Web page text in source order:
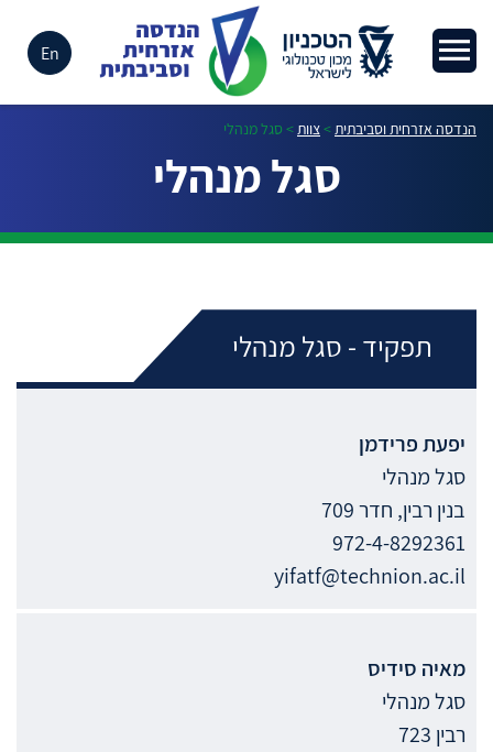
En
הנדסה אזרחית וסביבתית>צוות> סגל מנהלי
סגל מנהלי
תפקיד - סגל מנהלי
יפעתפרידמן
סגל מנהלי
בנין רבין, חדר 709
972-4-8292361
yifatf@technion.ac.il
מאיה סידיס
סגל מנהלי
רבין 723